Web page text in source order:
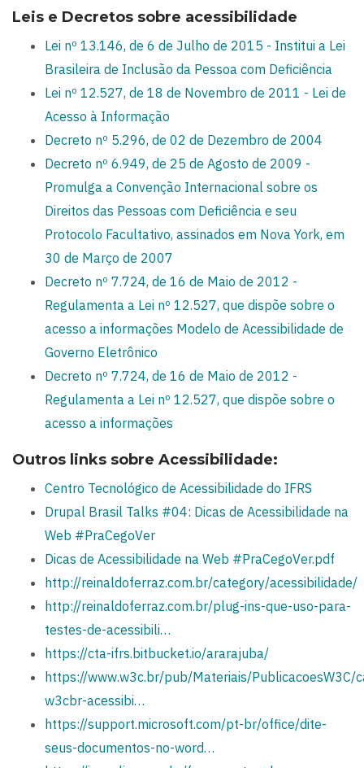
Leis e Decretos sobre acessibilidade
Lei nº 13.146, de 6 de Julho de 2015 - Institui a Lei
Brasileira de Inclusão da Pessoa com Deficiência
Lei nº 12.527, de 18 de Novembro de 2011 - Lei de
Acesso à Informação
Decreto nº 5.296, de 02 de Dezembro de 2004
Decreto nº 6.949, de 25 de Agosto de 2009 -
Promulga a Convenção Internacional sobre os
Direitos das Pessoas com Deficiência e seu
Protocolo Facultativo, assinados em Nova York, em
30 de Março de 2007
Decreto nº 7.724, de 16 de Maio de 2012 -
Regulamenta a Lei nº 12.527, que dispõe sobre o
acesso a informações Modelo de Acessibilidade de
Governo Eletrônico
Decreto nº 7.724, de 16 de Maio de 2012 -
Regulamenta a Lei nº 12.527, que dispõe sobre o
acesso a informações
Outros links sobre Acessibilidade:
Centro Tecnológico de Acessibilidade do IFRS
Drupal Brasil Talks #04: Dicas de Acessibilidade na
Web #PraCegoVer
Dicas de Acessibilidade na Web #PraCegoVer.pdf
http://reinaldoferraz.com.br/category/acessibilidade/
http://reinaldoferraz.com.br/plug-ins-que-uso-para-
testes-de-acessibili…
https://cta-ifrs.bitbucket.io/ararajuba/
https://www.w3c.br/pub/Materiais/PublicacoesW3C/
w3cbr-acessibi…
https://support.microsoft.com/pt-br/office/dite-
seus-documentos-no-word…